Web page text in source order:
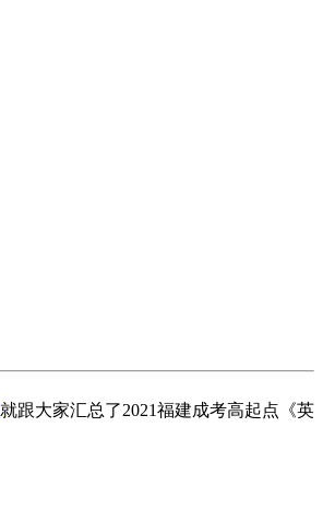
就跟大家汇总了2021福建成考高起点《英